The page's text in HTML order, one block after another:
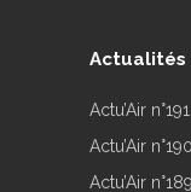
Actualités
Actu’Air
Actu’Air
Actu’Air